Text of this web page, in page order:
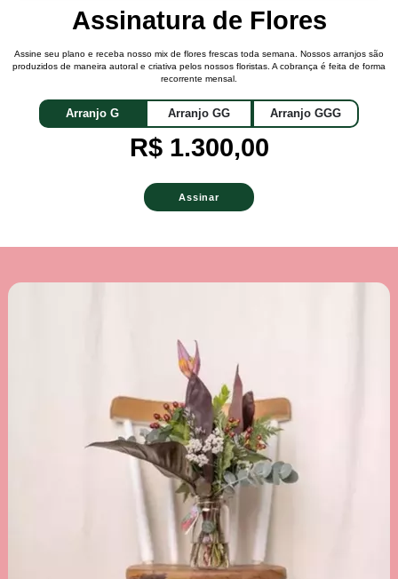
Assinatura de Flores
Assine seu plano e receba nosso mix de flores frescas toda semana. Nossos arranjos são
produzidos de maneira autoral e criativa pelos nossos floristas. A cobrança é feita de forma
recorrente mensal.
Arranjo G Arranjo GG Arranjo GGG
R$ 1.300,00
Assinar